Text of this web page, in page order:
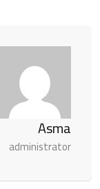
Asma
administrator